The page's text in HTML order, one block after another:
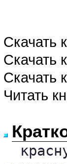
Скачать
Скачать
Скачать
Читать